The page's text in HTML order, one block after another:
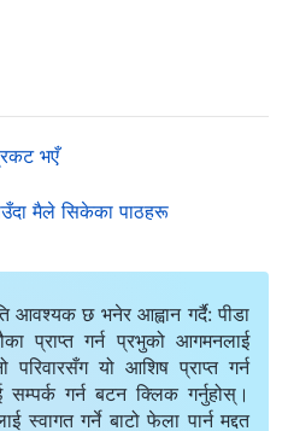
थिइनन्। उनले हामीलाई प्रश्नहरू
गरी मद्दत गर्न सक्दो प्रयास
खर्चिन र मूल्य चुकाउन चाहन्नथेँ,
मानसिकता अलिकति परिवर्तन
फेरि पत्र लेख्दा, मैले
दिने पहल गरेँ। तर मलाई मेरो
भएँ
मैले सिकेका पाठहरू
आवश्यक छ भनेर आह्वान गर्दै: पीडा
प्राप्त गर्न प्रभुको आगमनलाई
परिवारसँग यो आशिष प्राप्त गर्न
गर्न बटन क्लिक गर्नुहोस्।
स्वागत गर्ने बाटो फेला पार्न मद्दत